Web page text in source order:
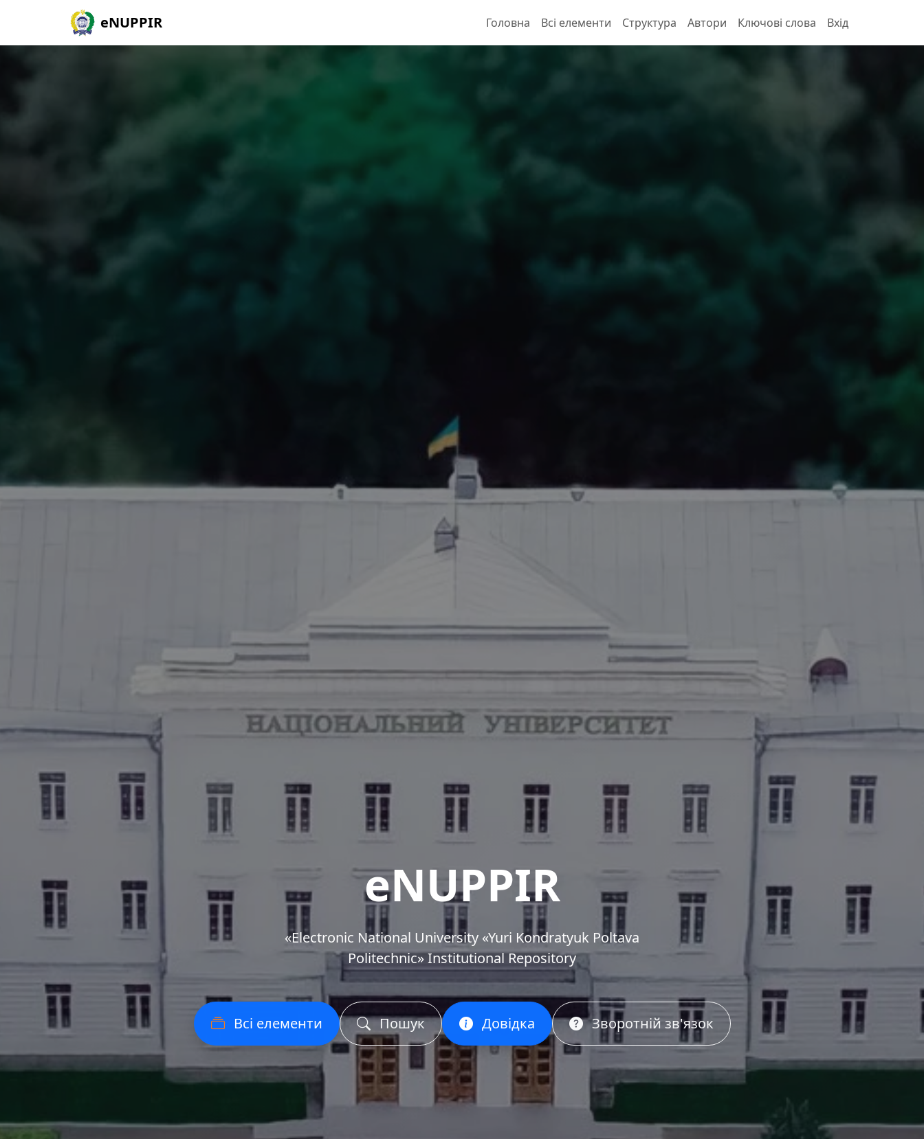
eNUPPIR Головна Всі елементи Структура Автори Ключові слова Вхід
eNUPPIR
«Еlectronic National University «Yuri Kondratyuk Poltava
Politechnic» Institutional Repository
Всі елементи Пошук Довідка Зворотній зв'язок